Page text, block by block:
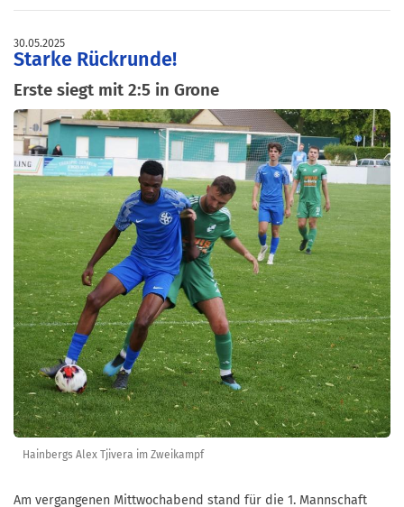
30.05.2025
Starke Rückrunde!
Erste siegt mit 2:5 in Grone
Hainbergs Alex Tjivera im Zweikampf
Am vergangenen Mittwochabend stand für die 1. Mannschaft